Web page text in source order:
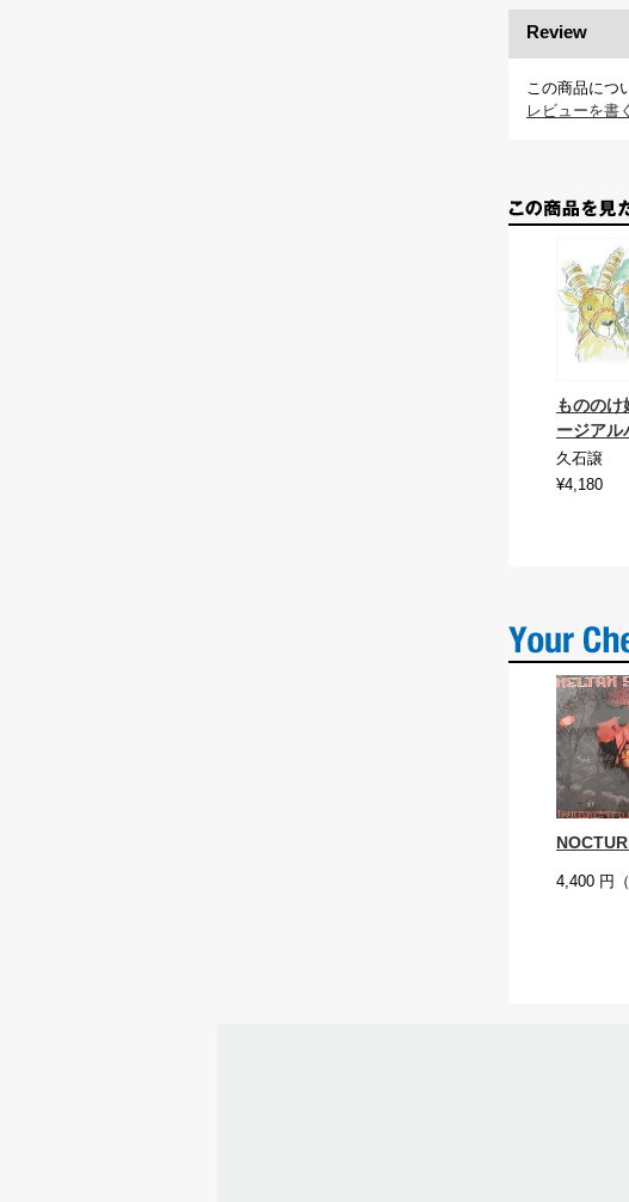
Review
この商品につ
レビューを書く
もののけ
ージアル
久石譲
¥4,180
4,400 円